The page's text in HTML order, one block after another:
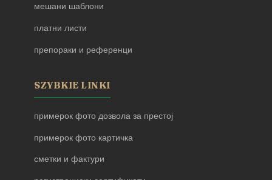
мешани шаблони
платни листи
препораки и референци
SZYBKIE LINKI
примерок фото дозвола за престој
примерок фото картичка
сметки и фактури